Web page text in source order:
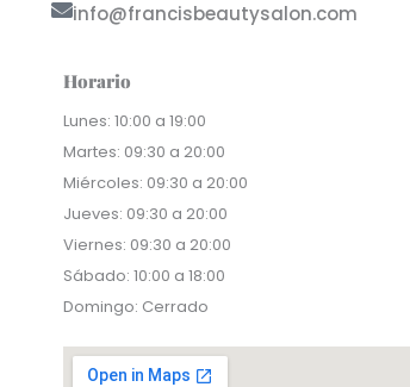
info@francisbeautysalon.com
Horario
Lunes: 10:00 a 19:00
Martes: 09:30 a 20:00
Miércoles: 09:30 a 20:00
Jueves: 09:30 a 20:00
Viernes: 09:30 a 20:00
Sábado: 10:00 a 18:00
Domingo: Cerrado